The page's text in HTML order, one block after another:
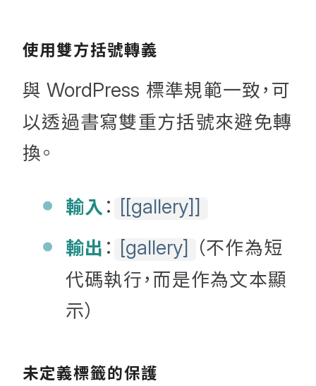
使用雙方括號轉義
與 WordPress 標準規範一致，可
以透過書寫雙重方括號來避免轉
換。
輸入 ： [[gallery]]
輸出 ： [gallery]
（不作為短
代碼執行，而是作為文本顯
示）
未定義標籤的保護